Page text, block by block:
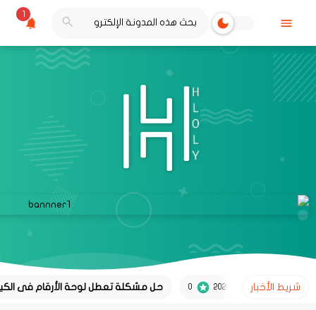
1
شريط الأخبار حل مشكلة تعطل لوحة الأرقام فى الكيبورد